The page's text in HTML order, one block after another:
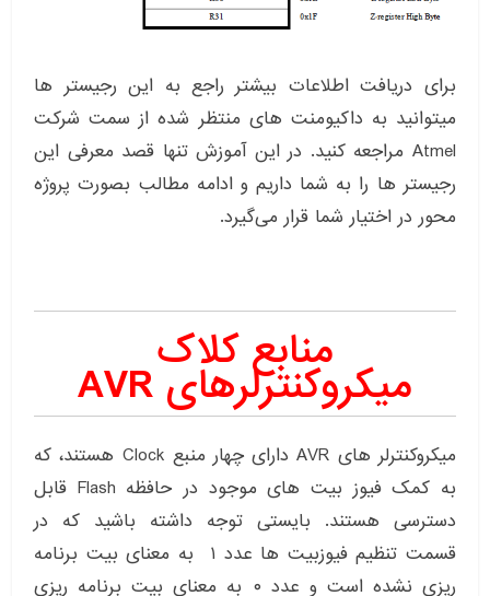
برای دریافت اطلاعات بیشتر راجع به این رجیستر ها
میتوانید به داکیومنت های منتظر شده از سمت شرکت
Atmel مراجعه کنید. در این آموزش تنها قصد معرفی این
رجیستر ها را به شما داریم و ادامه مطالب بصورت پروژه
محور در اختیار شما قرار می‌گیرد.
منابع کلاک
میکروکنترلرهای AVR
میکروکنترلر های AVR دارای چهار منبع Clock هستند، که
به کمک فیوز بیت های موجود در حافظه Flash قابل
دسترسی هستند. بایستی توجه داشته باشید که در
قسمت تنظیم فیوزبیت ها عدد ۱ به معنای بیت برنامه
ریزی نشده است و عدد ۰ به معنای بیت برنامه ریزی